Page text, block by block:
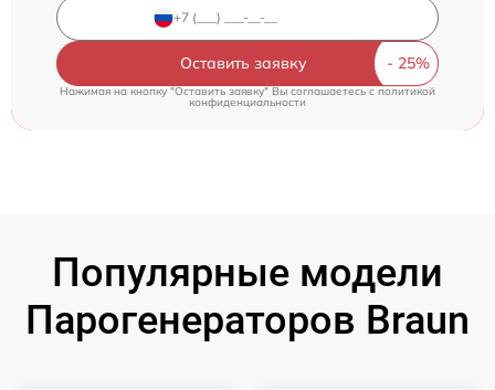
Оставить заявку
Нажимая на кнопку "Оставить заявку" Вы соглашаетесь cполитикой
конфиденциальности
Популярные модели
Парогенераторов Braun